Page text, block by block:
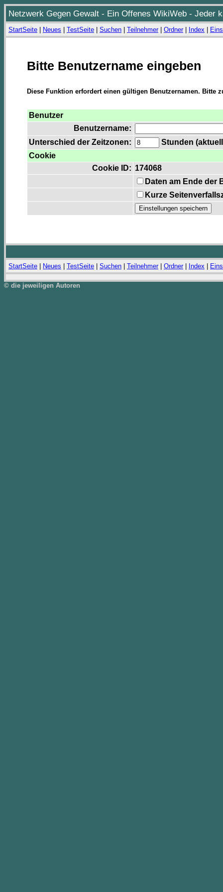
Netzwerk Gegen Gewalt - Ein Offenes WikiWeb - Jeder
StartSeite Neues TestSeite Suchen Teilnehmer| Ordner| Index
Bitte Benutzername eingeben
Diese Funktion erfordert einen gültigen Benutzernamen. Bitte
Benutzer
Benutzername:
Unterschied der Zeitzonen:
Stunden
Cookie
Cookie ID: 174068
Daten am Ende der
Kurze
StartSeite Neues TestSeite Suchen Teilnehmer| Ordner| Index
© die jeweiligen Autoren